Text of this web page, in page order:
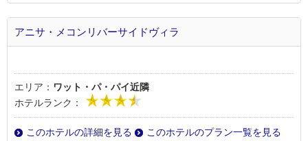
アニサ・メコンリバーサイドヴィラ
エリア： ワット・パ・パイ近隣
ホテルランク：
このホテルの詳細を見る
このホテルのプラン一覧を見る